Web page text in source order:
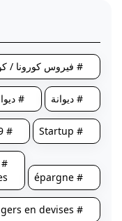
# فيروس كورونا /
# ديوانة #
# Startup
# LF 2019
# épargne
# comptes étrangers en devises